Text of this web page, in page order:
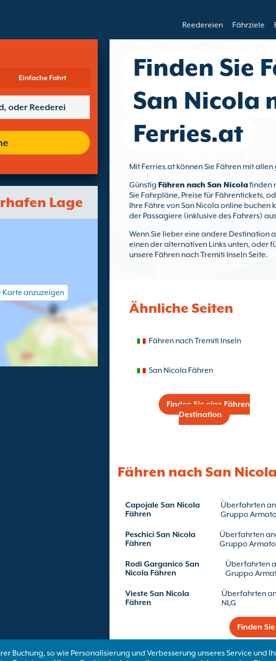
Reedereien Fährziele
Einfache Fahrt
Lage
Karte anzuzeigen
Finden Sie
San Nicola
Ferries.at
Mit Ferries.at können Sie Fähren mit
Günstig Fähren nach San Nicolafinden
Sie Fahrpläne, Preise für Fährentickets,
Ihre Fähre von San Nicola online buchen
der Passagiere (inklusive des Fahrers)
Wenn Sie lieber eine andere Destination
einen der alternativen Links unten, oder
unsere Fähren nach Tremiti Inseln Seite.
Fähren nach San Nicola
Capojale San Nicola
Fähren
Überfahrten
Gruppo
Peschici San Nicola
Fähren
Überfahrten
Gruppo
Rodi Garganico San
Nicola Fähren
Überfahrten
Gruppo
Vieste San Nicola
Fähren
Überfahrten
NLG
Finden
Ähnliche Seiten
Fähren nach Tremiti Inseln
San Nicola Fähren
Finden Sie eine Fähren
Destination
Buchung, so wie Personalisierung und Verbesserung unseres Service und